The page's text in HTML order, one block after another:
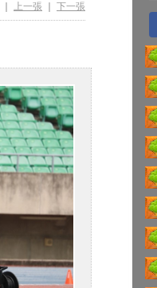
上一張 下一張